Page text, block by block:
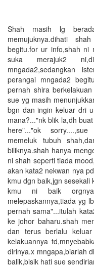
Shah masih lg
memujuknya.dihati
begitu.for ur info,shah ni
suka merajuk2
mngada2,sedangkan
perangai mngada2
pernah shira
sue yg masih
bgn dan ingin keluar dri
mana?..."nk blik la,dh
here"..."ok
memeluk tubuh
biliknya.shah hanya
ni shah seperti tiada
akan kata2 nekwan nya
kmu dgn baik,jgn sesekali
kmu ni baik
melepaskannya,tiada yg
pernah sama"...itulah
ke johor baharu.shah
dan terus berlalu
kelakuannya
dirinya.x mngapa,biarlah
balik,bisik hati sue